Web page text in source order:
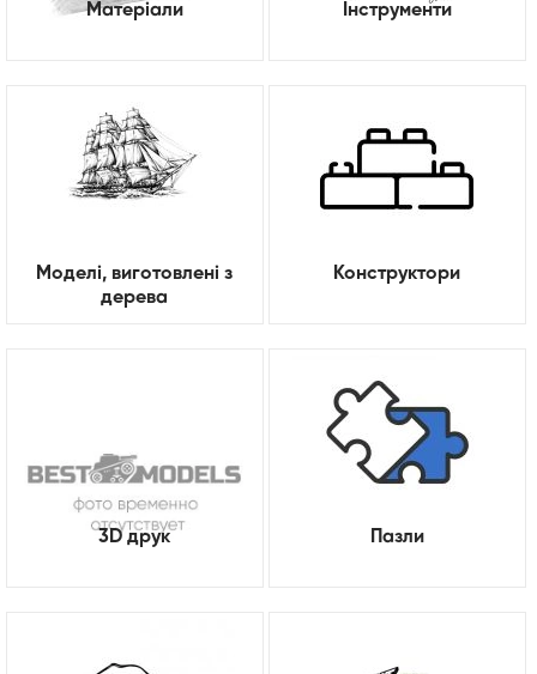
Матеріали Інструменти
Моделі, виготовлені з
дерева
Конструктори
3D друк Пазли